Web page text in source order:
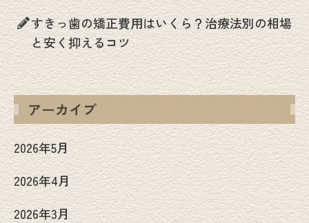
すきっ歯の矯正費用はいくら？治療法別の相場
と安く抑えるコツ
アーカイブ
2026年5月
2026年4月
2026年3月